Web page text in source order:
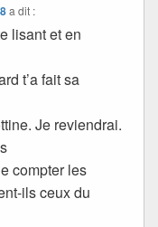
a dit :
lisant et en
t’a fait sa
Je reviendrai.
compter les
ils ceux du